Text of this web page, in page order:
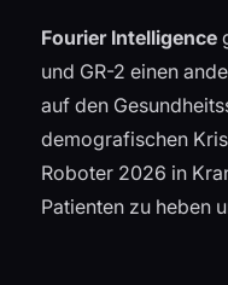
Fourier Intelligence
und GR-2 einen
auf den
demografischen
Roboter 2026 in
Patienten zu heben